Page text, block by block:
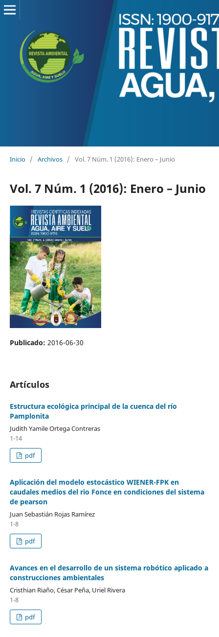
Inicio / Archivos / Vol. 7 Núm. 1 (2016): Enero – Junio
Vol. 7 Núm. 1 (2016): Enero – Junio
Publicado: 2016-06-30
Artículos
Estructura ecológica principal de la cuenca del río
Pamplonita
Judith Yamile Ortega Contreras
1-14
pdf
Aplicación del modelo estocástico WIENER-FPK en
caudales medios del rio Fonce en condiciones del sistema
de pearson
Juan Sebastián Rojas Ramírez
1-8
pdf
Avances en el desarrollo de un sistema robótico aplicado a
construcciones ambientales
Cristhian Riaño, César Peña, Uriel Rivera
1-8
pdf